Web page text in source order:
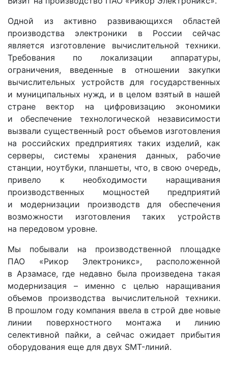
Одной из активно развивающихся областей
производства электроники в России сейчас
является изготовление вычислительной техники.
Требования по локализации аппаратуры,
ограничения, введенные в отношении закупки
вычислительных устройств для государственных
и муниципальных нужд, и в целом взятый в нашей
стране вектор на цифровизацию экономики
и обеспечение технологической независимости
вызвали существенный рост объемов изготовления
на российских предприятиях таких изделий, как
серверы, системы хранения данных, рабочие
станции, ноутбуки, планшеты, что, в свою очередь,
привело к необходимости наращивания
производственных мощностей предприятий
и модернизации производств для обеспечения
возможности изготовления таких устройств
на передовом уровне.
Мы побывали на производственной площадке
ПАО «Рикор Электроникс», расположенной
в Арзамасе, где недавно была произведена такая
модернизация – именно с целью наращивания
объемов производства вычислительной техники.
В прошлом году компания ввела в строй две новые
линии поверхностного монтажа и линию
селективной пайки, а сейчас ожидает прибытия
оборудования еще для двух SMT-линий.